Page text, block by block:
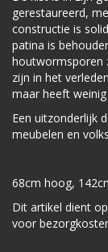
gerestaureerd,
constructie is
patina is
houtwormsporen
zijn in het
maar heeft
Een uitzonderlijk
meubelen en
68cm hoog,
Dit artikel dient
voor